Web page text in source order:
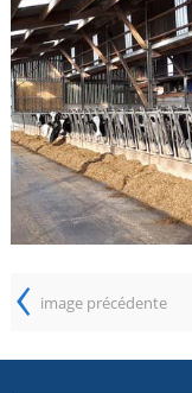
‹ image précédente